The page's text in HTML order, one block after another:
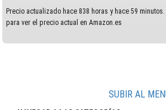
Precio actualizado hace 838 horas y hace 59
para ver el precio actual en Amazon.es
SUBIR AL